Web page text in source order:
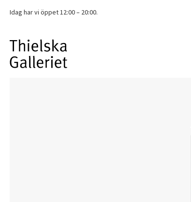
Idag har vi öppet 12:00 – 20:00.